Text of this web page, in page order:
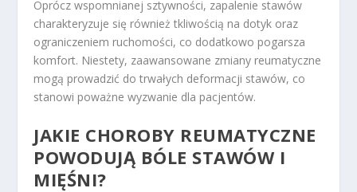
Oprócz wspomnianej sztywności, zapalenie stawów
charakteryzuje się również tkliwością na dotyk oraz
ograniczeniem ruchomości, co dodatkowo pogarsza
komfort. Niestety, zaawansowane zmiany reumatyczne
mogą prowadzić do trwałych deformacji stawów, co
stanowi poważne wyzwanie dla pacjentów.
JAKIE CHOROBY REUMATYCZNE
POWODUJĄ BÓLE STAWÓW I
MIĘŚNI?